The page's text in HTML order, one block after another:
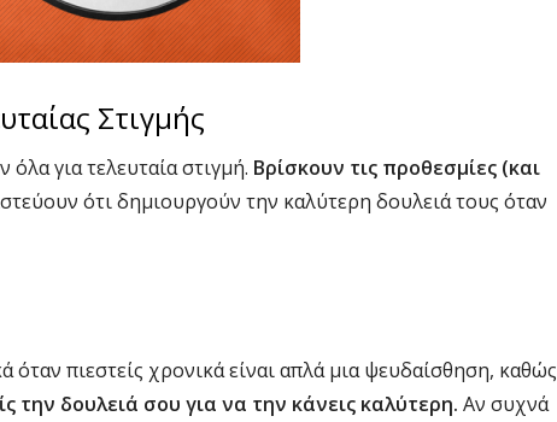
Στιγμής
για τελευταία στιγμή. Βρίσκουν τις προθεσμίες (και
ότι δημιουργούν την καλύτερη δουλειά τους όταν
όταν πιεστείς χρονικά είναι απλά μια ψευδαίσθηση, καθώς
την δουλειά σου για να την κάνεις καλύτερη. Αν συχνά